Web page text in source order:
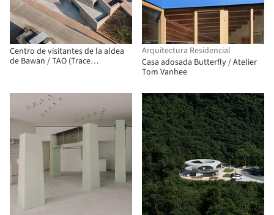
Centro de visitantes de la aldea
de Bawan / TAO (Trace
Arquitectura Residencial
Casa adosada Butterfly / Atelier
Tom Vanhee